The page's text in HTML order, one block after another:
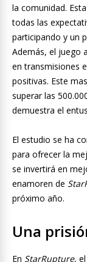
la comunidad.
todas las
participando y un
Además, el juego
en transmisiones
positivas. Este
superar las
demuestra el
El estudio se ha
para ofrecer la
se invertirá en
enamoren de
próximo año.
Una
En StarRupture,